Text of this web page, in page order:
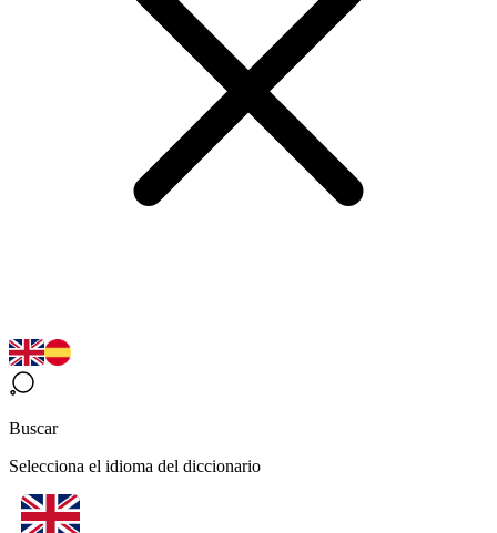
Buscar
Selecciona el idioma del diccionario